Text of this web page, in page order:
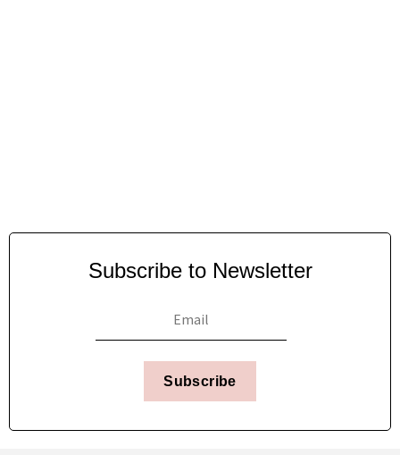
Subscribe to Newsletter
Subscribe